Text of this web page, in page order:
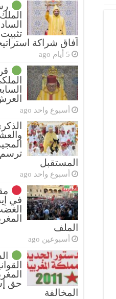
آفاق شراكة
5 أيام ago
أسبوع واحد ago
المستقبل
أسبوع واحد ago
في
الملف
أسبوعين ago
حق
المخالفة